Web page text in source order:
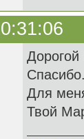
Спасибо.
Для
Твой